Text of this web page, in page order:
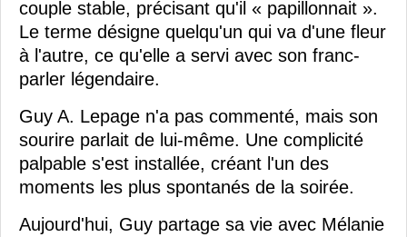
couple stable, précisant qu'il « papillonnait ».
Le terme désigne quelqu'un qui va d'une fleur
à l'autre, ce qu'elle a servi avec son franc-
parler légendaire.
Guy A. Lepage n'a pas commenté, mais son
sourire parlait de lui-même. Une complicité
palpable s'est installée, créant l'un des
moments les plus spontanés de la soirée.
Aujourd'hui, Guy partage sa vie avec Mélanie